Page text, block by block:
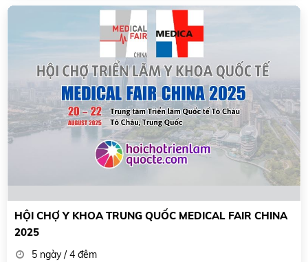
HỘI CHỢ Y KHOA TRUNG QUỐC MEDICAL FAIR CHINA
2025
5 ngày / 4 đêm